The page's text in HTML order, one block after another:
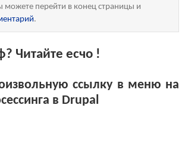
можете перейти в конец страницы и
.
Читайте есчо !
ссылку в меню на
в Drupal